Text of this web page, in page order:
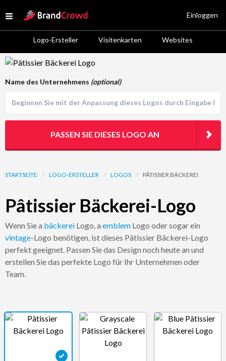
Open menu
Site Logo
Logo-Ersteller Visitenkarten Websites
Einloggen
Logo Template Preview
STARTSEITE // LOGO-ERSTELLER // LOGOS // PÂTISSIER BÄCKEREI
Pâtissier Bäckerei-Logo
Wenn Sie a bäckerei Logo, a emblem Logo oder sogar ein
vintage-Logo benötigen, ist dieses Pâtissier Bäckerei-Logo
perfekt geeignet. Passen Sie das Design noch heute an und
erstellen Sie das perfekte Logo für Ihr Unternehmen oder
Team.
Name des Unternehmens (optional)
PASSEN SIE DIESES LOGO AN